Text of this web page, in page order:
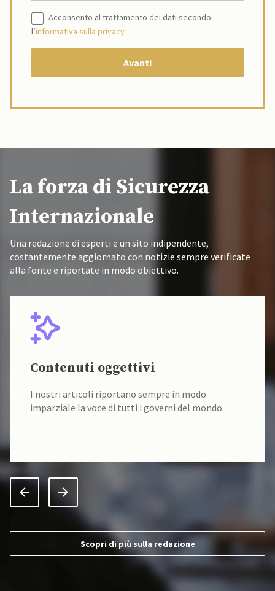
Acconsento al trattamento dei dati secondo
l’informativa sulla privacy
La forza di Sicurezza
Internazionale
Una redazione di esperti e un sito indipendente,
costantemente aggiornato con notizie sempre verificate
alla fonte e riportate in modo obiettivo.
Contenuti oggettivi
I nostri articoli riportano sempre in modo
imparziale la voce di tutti i governi del mondo.
Scopri di più sulla redazione